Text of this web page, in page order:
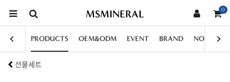
MSMINERAL 0
PRODUCTS OEM&ODM EVENT BRAND NOTICE
선물세트